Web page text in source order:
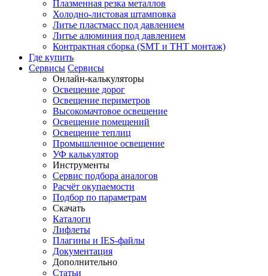
Плазменная резка металлов
Холодно-листовая штамповка
Литье пластмасс под давлением
Литье алюминия под давлением
Контрактная сборка (SMT и THT монтаж)
Где купить
Сервисы Сервисы
Онлайн-калькуляторы
Освещение дорог
Освещение периметров
Высокомачтовое освещение
Освещение помещений
Освещение теплиц
Промышленное освещение
УФ калькулятор
Инструменты
Сервис подбора аналогов
Расчёт окупаемости
Подбор по параметрам
Скачать
Каталоги
Лифлеты
Плагины и IES-файлы
Документация
Дополнительно
Статьи